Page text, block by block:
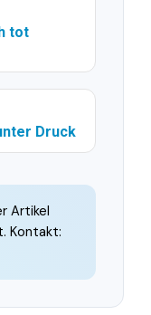
tot
Druck
Artikel
Kontakt: